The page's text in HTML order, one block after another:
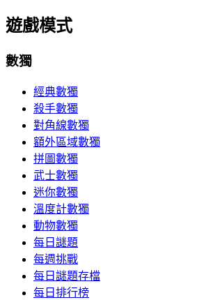
遊戲模式
數獨
經典數獨
殺手數獨
對角線數獨
額外區域數獨
拼圖數獨
武士數獨
迷你數獨
溫度計數獨
動物數獨
每日謎題
每週挑戰
每日謎題存檔
每日排行榜